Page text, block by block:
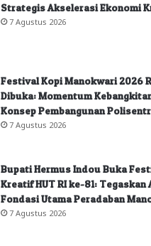
Strategis Akselerasi Ekonomi
7 Agustus 2026
Festival Kopi Manokwari 2026
Dibuka: Momentum
Konsep Pembangunan
7 Agustus 2026
Bupati Hermus Indou Buka
Kreatif HUT RI ke-81: Tegaskan
Fondasi Utama Peradaban
7 Agustus 2026